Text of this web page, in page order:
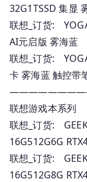
32G1TSSD 集显
联想_订货:
AI元启版 雾海
联想_订货:
卡 雾海蓝 触控
联想游戏本系列
联想_订货:
16G512G6G
联想_订货:
16G512G8G